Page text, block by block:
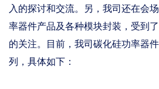
入的探讨和交流。另，我司还在会
率器件产品及各种模块封装，受到
的关注。目前，我司碳化硅功率器
列，具体如下：